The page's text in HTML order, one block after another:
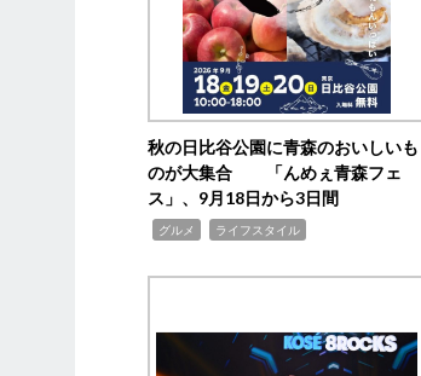
秋の日比谷公園に青森のおいしいも
のが大集合 「んめぇ青森フェ
ス」、9月18日から3日間
グルメ ライフスタイル